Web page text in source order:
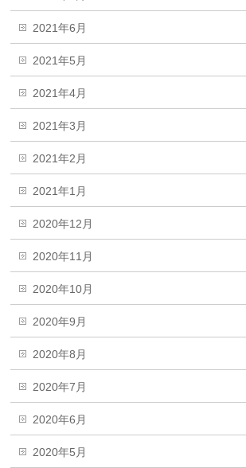
2021年6月
2021年5月
2021年4月
2021年3月
2021年2月
2021年1月
2020年12月
2020年11月
2020年10月
2020年9月
2020年8月
2020年7月
2020年6月
2020年5月